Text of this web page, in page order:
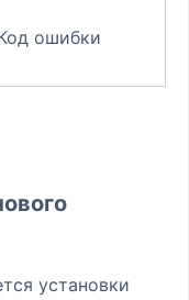
ошибки
установки